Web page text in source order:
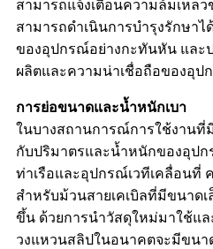
สามารถแจ้งเตือนความล้มเหล
สามารถดำเนินการบำรุงรักษา
ของอุปกรณ์อย่างกะทันหัน และ
ผลิตและความน่าเชื่อถือของอุป
การย่อขนาดและน้ำหนักเบา
ในบางสถานการณ์การใช้งานที่
กับปริมาตรและน้ำหนักของอุปก
ท่าเรือและอุปกรณ์เวทีเคลื่อนที่
สำหรับม้วนสายเคเบิลที่มีขนาด
ขึ้น ด้วยการนำวัสดุใหม่มาใช้แ
วงแหวนสลิปในอนาคตจะมีขนา